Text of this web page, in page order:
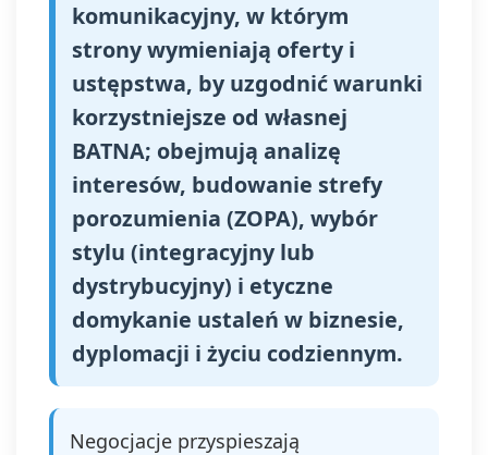
komunikacyjny, w którym
strony wymieniają oferty i
ustępstwa, by uzgodnić warunki
korzystniejsze od własnej
BATNA; obejmują analizę
interesów, budowanie strefy
porozumienia (ZOPA), wybór
stylu (integracyjny lub
dystrybucyjny) i etyczne
domykanie ustaleń w biznesie,
dyplomacji i życiu codziennym.
Negocjacje przyspieszają